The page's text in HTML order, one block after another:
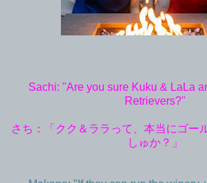
Sachi: "Are you sure Kuku & LaLa
Retrievers?"
さち：「クク＆ララって、本当にゴー
しゅか？」